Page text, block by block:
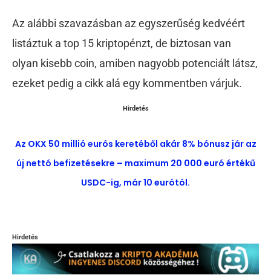
Az alábbi szavazásban az egyszerűség kedvéért
listáztuk a top 15 kriptopénzt, de biztosan van
olyan kisebb coin, amiben nagyobb potenciált látsz,
ezeket pedig a cikk alá egy kommentben várjuk.
Hirdetés
Az OKX 50 millió eurós keretéből akár 8% bónusz jár az
új nettó befizetésekre – maximum 20 000 euró értékű
USDC-ig, már 10 eurótól.
Hirdetés